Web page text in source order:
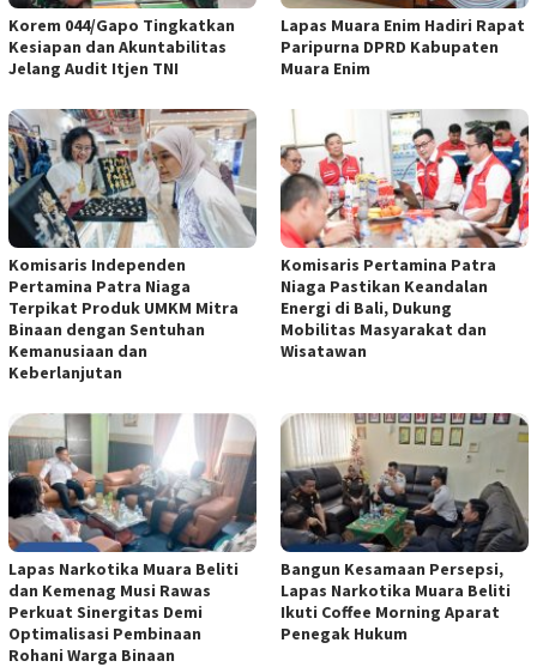
Korem 044/Gapo Tingkatkan
Kesiapan dan Akuntabilitas
Jelang Audit Itjen TNI
Lapas Muara Enim Hadiri Rapat
Paripurna DPRD Kabupaten
Muara Enim
Komisaris Independen
Pertamina Patra Niaga
Terpikat Produk UMKM Mitra
Binaan dengan Sentuhan
Kemanusiaan dan
Keberlanjutan
Komisaris Pertamina Patra
Niaga Pastikan Keandalan
Energi di Bali, Dukung
Mobilitas Masyarakat dan
Wisatawan
Lapas Narkotika Muara Beliti
dan Kemenag Musi Rawas
Perkuat Sinergitas Demi
Optimalisasi Pembinaan
Rohani Warga Binaan
Bangun Kesamaan Persepsi,
Lapas Narkotika Muara Beliti
Ikuti Coffee Morning Aparat
Penegak Hukum